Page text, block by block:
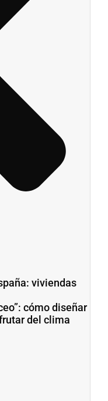
viviendas
cómo diseñar
del clima